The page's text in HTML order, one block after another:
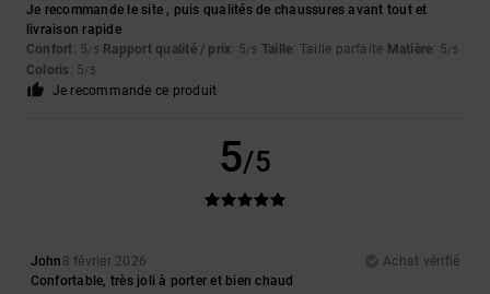
Je recommande le site , puis qualités de chaussures avant tout et
livraison rapide
Confort: 5/5 Rapport qualité / prix: 5/5 Taille: Taille parfaite Matière: 5/5
Coloris: 5/5
Je recommande ce produit
5/5
John 8 février 2026
Achat vérifié
Confortable, très joli à porter et bien chaud